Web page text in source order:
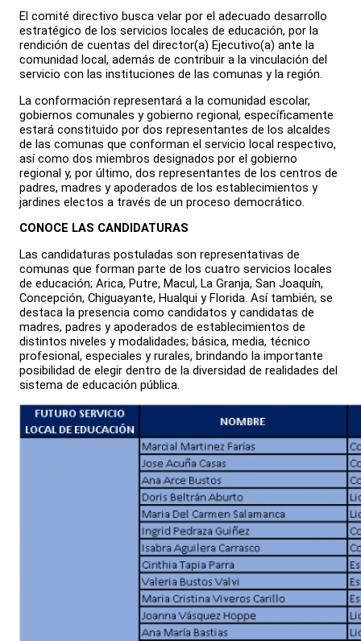
El comité directivo busca velar por el adecuado desarrollo
estratégico de los servicios locales de educación, por la
rendición de cuentas del director(a) Ejecutivo(a) ante la
comunidad local, además de contribuir a la vinculación del
servicio con las instituciones de las comunas y la región.
La conformación representará a la comunidad escolar,
gobiernos comunales y gobierno regional, específicamente
estará constituido por dos representantes de los alcaldes
de las comunas que conforman el servicio local respectivo,
así como dos miembros designados por el gobierno
regional y, por último, dos representantes de los centros de
padres, madres y apoderados de los establecimientos y
jardines electos a través de un proceso democrático.
CONOCE LAS CANDIDATURAS
Las candidaturas postuladas son representativas de
comunas que forman parte de los cuatro servicios locales
de educación; Arica, Putre, Macul, La Granja, San Joaquín,
Concepción, Chiguayante, Hualqui y Florida. Así también, se
destaca la presencia como candidatos y candidatas de
madres, padres y apoderados de establecimientos de
distintos niveles y modalidades; básica, media, técnico
profesional, especiales y rurales, brindando la importante
posibilidad de elegir dentro de la diversidad de realidades del
sistema de educación pública.